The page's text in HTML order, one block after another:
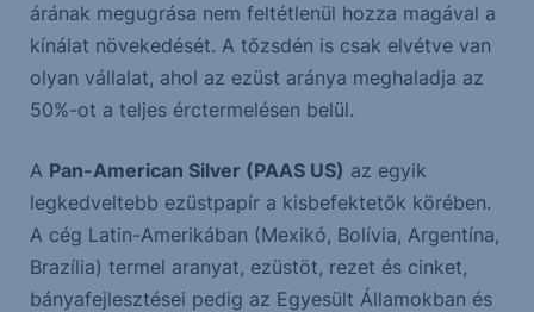
árának megugrása nem feltétlenül hozza magával a
kínálat növekedését. A tőzsdén is csak elvétve van
olyan vállalat, ahol az ezüst aránya meghaladja az
50%-ot a teljes érctermelésen belül.
A Pan-American Silver (PAAS US) az egyik
legkedveltebb ezüstpapír a kisbefektetők körében.
A cég Latin-Amerikában (Mexikó, Bolívia, Argentína,
Brazília) termel aranyat, ezüstöt, rezet és cinket,
bányafejlesztései pedig az Egyesült Államokban és